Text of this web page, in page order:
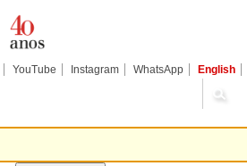
YouTube Instagram WhatsApp English